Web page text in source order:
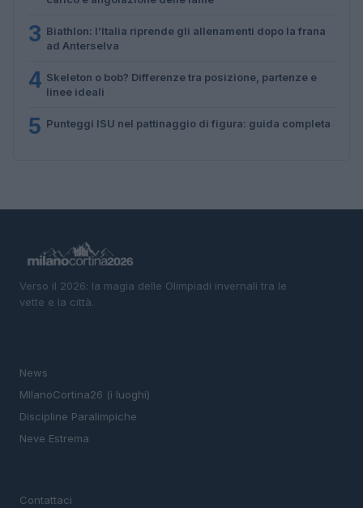
3 Biathlon: l’Italia riprende gli allenamenti dopo la frana
ad Anterselva
4 Skeleton o bob? Differenze tra posizione, partenze e
linee ideali
5 Punteggi ISU nel pattinaggio di figura: guida completa
Verso il 2026: la magia delle Olimpiadi invernali tra le
vette e la città.
News
MIlanoCortina26 (i luoghi)
Discipline Paralimpiche
Neve Estrema
Contattaci